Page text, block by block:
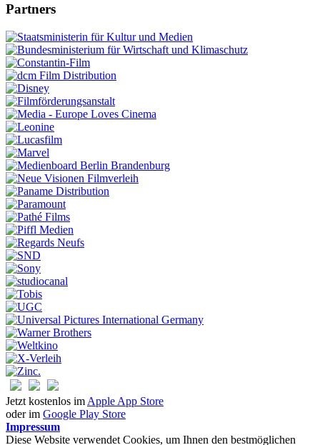
Partners
Jetzt kostenlos im Apple App Store
oder im Google Play Store
Impressum
Diese Website verwendet Cookies, um Ihnen den bestmöglichen